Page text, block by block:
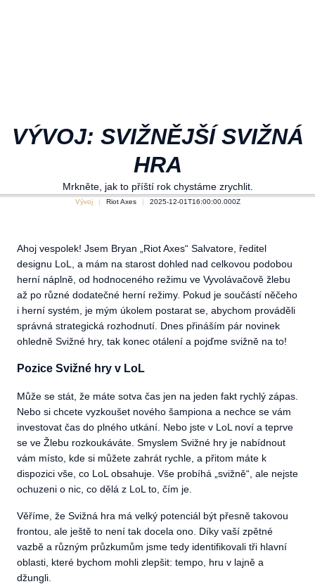
VÝVOJ: SVIŽNĚJŠÍ SVIŽNÁ
HRA
Mrkněte, jak to příští rok chystáme zrychlit.
Vývoj Riot Axes 2025-12-01T16:00:00.000Z
Ahoj vespolek! Jsem Bryan „Riot Axes“ Salvatore, ředitel
designu LoL, a mám na starost dohled nad celkovou podobou
herní náplně, od hodnoceného režimu ve Vyvolávačově žlebu
až po různé dodatečné herní režimy. Pokud je součástí něčeho
i herní systém, je mým úkolem postarat se, abychom prováděli
správná strategická rozhodnutí. Dnes přináším pár novinek
ohledně Svižné hry, tak konec otálení a pojďme svižně na to!
Pozice Svižné hry v LoL
Může se stát, že máte sotva čas jen na jeden fakt rychlý zápas.
Nebo si chcete vyzkoušet nového šampiona a nechce se vám
investovat čas do plného utkání. Nebo jste v LoL noví a teprve
se ve Žlebu rozkoukáváte. Smyslem Svižné hry je nabídnout
vám místo, kde si můžete zahrát rychle, a přitom máte k
dispozici vše, co LoL obsahuje. Vše probíhá „svižně“, ale nejste
ochuzeni o nic, co dělá z LoL to, čím je.
Věříme, že Svižná hra má velký potenciál být přesně takovou
frontou, ale ještě to není tak docela ono. Díky vaší zpětné
vazbě a různým průzkumům jsme tedy identifikovali tři hlavní
oblasti, které bychom mohli zlepšit: tempo, hru v lajně a
džungli.